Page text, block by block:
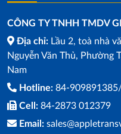
CÔNG TY TNHH TMDV
Địa chỉ: Lầu 2, toà nhà
Nguyễn Văn Thủ, Phường
Nam
Hotline: 84-
Cell: 84-2873 012379
Email: